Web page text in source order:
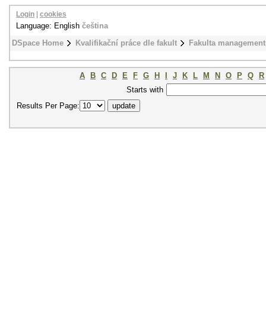
DSpace Home Kvalifikační práce dle fakult Fakulta
Login cookies
Language: English čeština
A B C D E F G H J K L M N O P Q
R
Starts with
Results Per Page: